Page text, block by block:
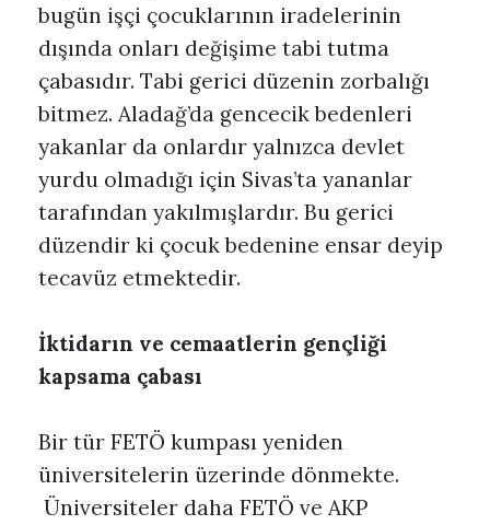
bugün işçi çocuklarının iradelerinin
dışında onları değişime tabi tutma
çabasıdır. Tabi gerici düzenin zorbalığı
bitmez. Aladağ’da gencecik bedenleri
yakanlar da onlardır yalnızca devlet
yurdu olmadığı için Sivas’ta yananlar
tarafından yakılmışlardır. Bu gerici
düzendir ki çocuk bedenine ensar deyip
tecavüz etmektedir.
İktidarın ve cemaatlerin gençliği
kapsama çabası
Bir tür FETÖ kumpası yeniden
üniversitelerin üzerinde dönmekte.
Üniversiteler daha FETÖ ve AKP